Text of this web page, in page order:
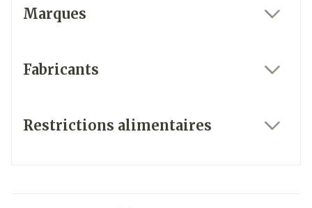
Marques
Fabricants
Restrictions alimentaires